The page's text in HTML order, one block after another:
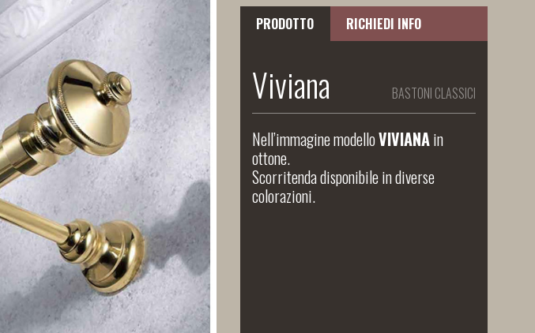
PRODOTTO RICHIEDI INFO
Viviana BASTONI CLASSICI
Nell’immagine modelloVIVIANAin
ottone.
Scorritenda disponibile in diverse
colorazioni.